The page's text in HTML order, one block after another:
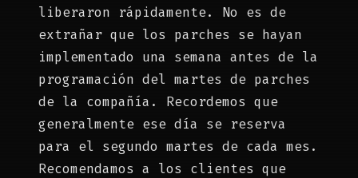
liberaron rápidamente. No es de
extrañar que los parches se hayan
implementado una semana antes de la
programación del martes de parches
de la compañía. Recordemos que
generalmente ese día se reserva
para el segundo martes de cada mes.
Recomendamos a los clientes que